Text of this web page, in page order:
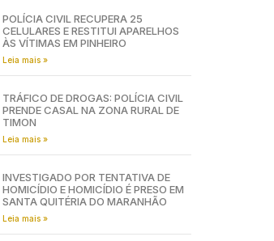
POLÍCIA CIVIL RECUPERA 25
CELULARES E RESTITUI APARELHOS
ÀS VÍTIMAS EM PINHEIRO
Leia mais »
TRÁFICO DE DROGAS: POLÍCIA CIVIL
PRENDE CASAL NA ZONA RURAL DE
TIMON
Leia mais »
INVESTIGADO POR TENTATIVA DE
HOMICÍDIO E HOMICÍDIO É PRESO EM
SANTA QUITÉRIA DO MARANHÃO
Leia mais »